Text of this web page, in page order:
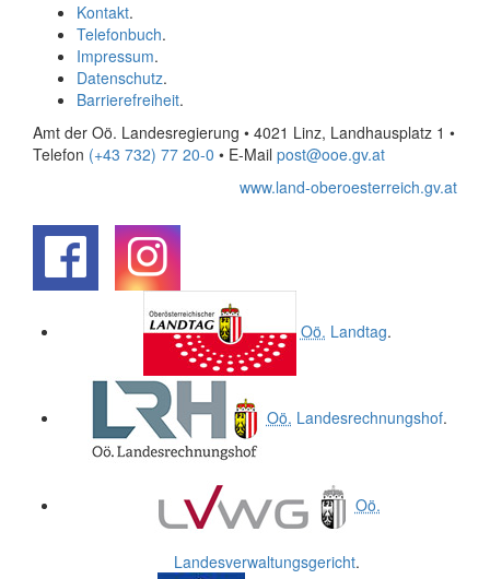
Kontakt.
Telefonbuch.
Impressum.
Datenschutz.
Barrierefreiheit.
Amt der Oö. Landesregierung • 4021 Linz, Landhausplatz 1 •
Telefon (+43 732) 77 20-0 • E-Mail post@ooe.gv.at
www.land-oberoesterreich.gv.at
Oö. Landtag.
Oö. Landesrechnungshof.
Oö.
Landesverwaltungsgericht.